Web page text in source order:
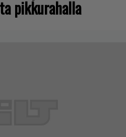
pikkurahalla